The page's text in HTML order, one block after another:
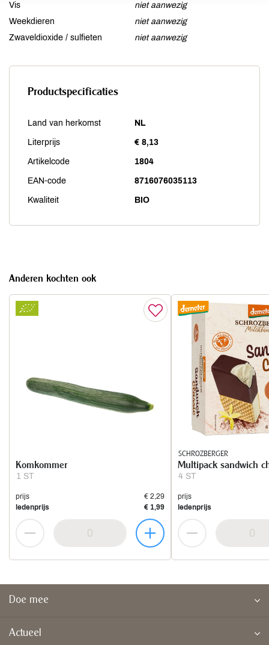
Vis
niet aanwezig
Weekdieren
niet aanwezig
Zwaveldioxide / sulfieten
niet aanwezig
Productspecificaties
Land van herkomst NL
Literprijs € 8,13
Artikelcode 1804
EAN-code 8716076035113
Kwaliteit BIO
Anderen kochten ook
1 ST
Komkommer
prijs
€ 2,29
ledenprijs
€ 1,99
SCHROZBERGER
4 ST
Multipack sandwich
prijs
ledenprijs
Doe mee
Actueel